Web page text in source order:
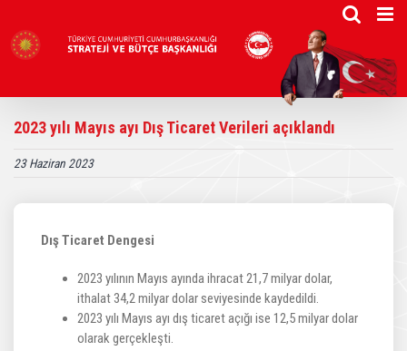
content
2023 yılı Mayıs ayı Dış Ticaret Verileri açıklandı
23 Haziran 2023
Dış Ticaret Dengesi
2023 yılının Mayıs ayında ihracat 21,7 milyar dolar,
ithalat 34,2 milyar dolar seviyesinde kaydedildi.
2023 yılı Mayıs ayı dış ticaret açığı ise 12,5 milyar dolar
olarak gerçekleşti.